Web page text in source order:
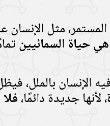
مثل
حياة السمائيين
الإنسان بالملل،
، لأنها جديدة دائمًا،